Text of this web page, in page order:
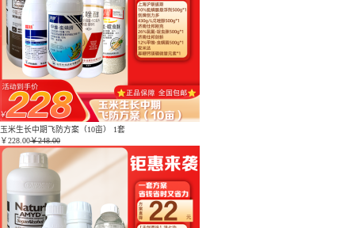
玉米生长中期飞防方案（10亩） 1套
￥228.00￥248.00